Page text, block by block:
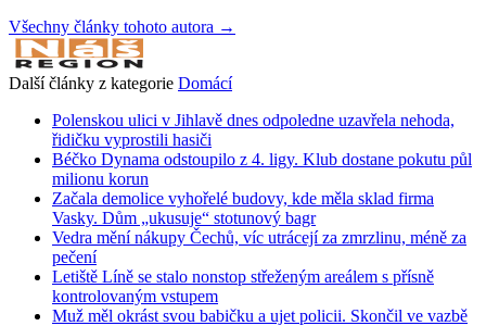
Všechny články tohoto autora →
Další články z kategorie Domácí
Polenskou ulici v Jihlavě dnes odpoledne uzavřela nehoda,
řidičku vyprostili hasiči
Béčko Dynama odstoupilo z 4. ligy. Klub dostane pokutu půl
milionu korun
Začala demolice vyhořelé budovy, kde měla sklad firma
Vasky. Dům „ukusuje“ stotunový bagr
Vedra mění nákupy Čechů, víc utrácejí za zmrzlinu, méně za
pečení
Letiště Líně se stalo nonstop střeženým areálem s přísně
kontrolovaným vstupem
Muž měl okrást svou babičku a ujet policii. Skončil ve vazbě